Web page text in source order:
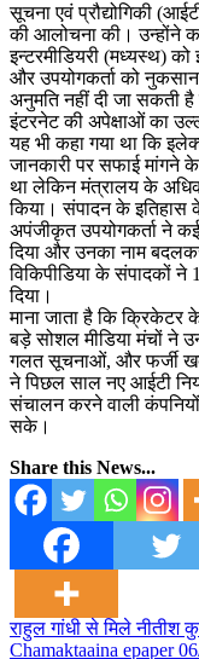
सूचना एवं प्रौद्योगिकी
की आलोचना की। उन्होंने
इन्टरमीडियरी (मध्यस्थ)
और उपयोगकर्ता को
अनुमति नहीं दी जा सकती है
इंटरनेट की अपेक्षाओं का
यह भी कहा गया था कि
जानकारी पर सफाई मांगने
था लेकिन मंत्रालय के
किया। संपादन के इतिहास
अपंजीकृत उपयोगकर्ता ने
दिया और उनका नाम
विकिपीडिया के संपादकों
दिया।
माना जाता है कि क्रिकेटर
बड़े सोशल मीडिया मंचों ने
गलत सूचनाओं, और फर्जी
ने पिछल साल नए आईटी
संचालन करने वाली कंपनियों
सके।
Share this News...
Post
राहुल गांधी से मिले नीतीश
Chamaktaaina epaper